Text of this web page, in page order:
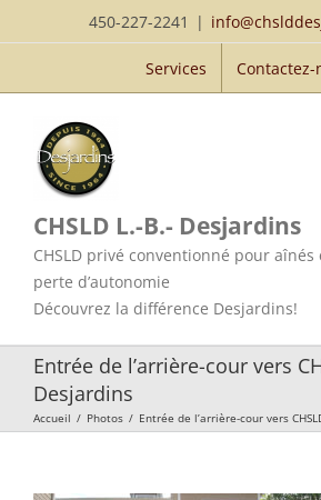
au
450-227-2241 |
Services Contactez-
CHSLD L.-B.- Desjardins
CHSLD privé conventionné pour aînés
perte d’autonomie
Découvrez la différence Desjardins!
Entrée de l’arrière-cour vers
Desjardins
Accueil / Photos / Entrée de l’arrière-cour vers